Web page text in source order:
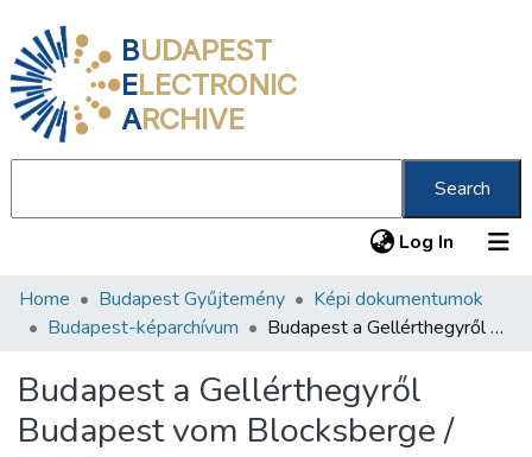
BUDAPEST
ELECTRONIC
ARCHIVE
Search
Log In (current)
Communities & Collections
Statistics
About us
Home Budapest Gyűjtemény
Képi dokumentumok
Budapest-képarchívum
Budapest a Gellérthegyről Budapest vom Blocksberge /
Budapest a Gellérthegyről
Budapest vom Blocksberge /